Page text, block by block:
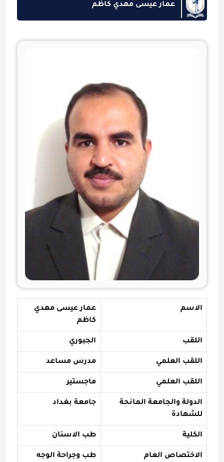
عمار عيسى مهدي كاظم
الاسم
عمار عيسى مهدي
كاظم
اللقب الجبوري
اللقب العلمي مدرس مساعد
اللقب العلمي ماجستير
الدولة والجامعة المانحة
للشهادة
جامعة بغداد
الكلية طب الاسنان
الاختصاص العام
طب وجراحة الوجه